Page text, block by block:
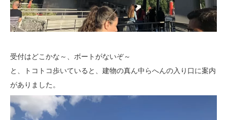
受付はどこかな～、ボートがないぞ～
と、トコトコ歩いていると、建物の真ん中らへんの入り口に案内
がありました。